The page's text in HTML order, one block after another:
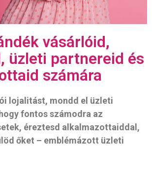
vásárlóid,
üzleti partnereid és
számára
lojalitást, mondd el üzleti
fontos számodra az
éreztesd alkalmazottaiddal,
őket – emblémázott üzleti